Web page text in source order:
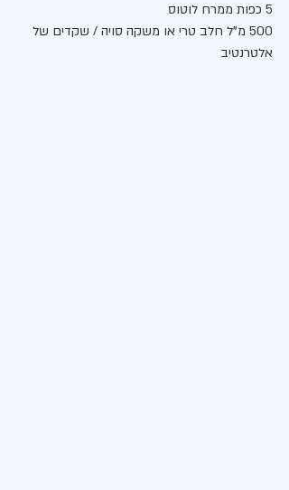
5 כפות ממרח לוטוס
500 מ"ל חלב טרי או משקה סויה / שקדים של
אלטרנטיב